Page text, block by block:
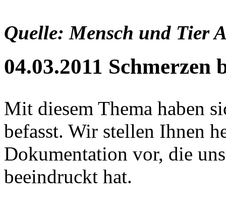
Quelle: Mensch und Tier
04.03.2011 Schmerzen
Mit diesem Thema haben
befasst. Wir stellen Ihnen
Dokumentation vor, die
beeindruckt hat.